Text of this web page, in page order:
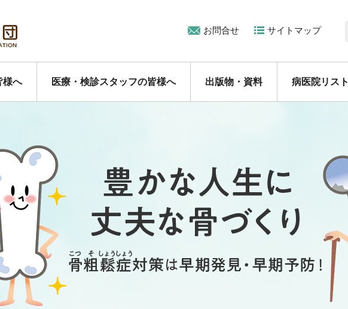
お問合せ サイトマップ
様へ 医療・検診スタッフの皆様へ 出版物・資料 病医院リスト